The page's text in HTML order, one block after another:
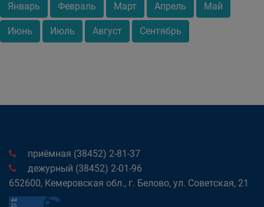
Январь Февраль Март Апрель Май
Июнь Июль Август Сентябрь
приёмная (38452) 2-81-37
дежурный (38452) 2-01-96
652600, Кемеровская обл., г. Белово, ул. Советская, 21